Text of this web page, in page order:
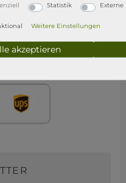
Statistik Externe
Weitere Einstellungen
akzeptieren